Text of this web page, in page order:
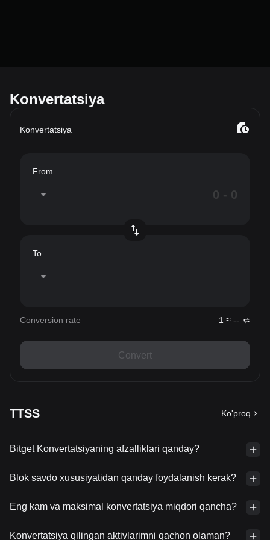
Konvertatsiya
Konvertatsiya
From
To
Conversion rate 1 ≈ --
Convert
TTSS Ko'proq
Bitget Konvertatsiyaning afzalliklari qanday?
Blok savdo xususiyatidan qanday foydalanish kerak?
Eng kam va maksimal konvertatsiya miqdori qancha?
Konvertatsiya qilingan aktivlarimni qachon olaman?